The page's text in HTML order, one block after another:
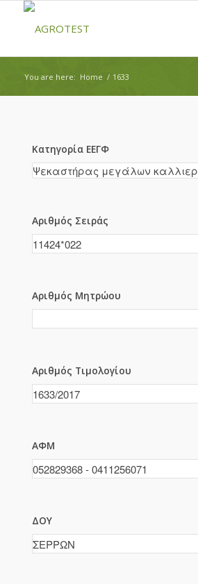
You are here: Home / 1633
Κατηγορία ΕΕΓΦ
Αριθμός Σειράς
Αριθμός Μητρώου
Αριθμός Τιμολογίου
ΑΦΜ
ΔΟΥ